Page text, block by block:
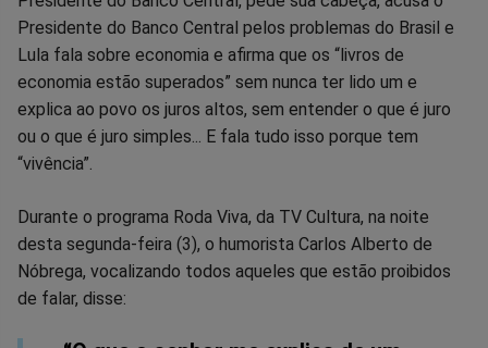
Presidente do Banco Central pelos problemas do Brasil e
Lula fala sobre economia e afirma que os “livros de
economia estão superados” sem nunca ter lido um e
explica ao povo os juros altos, sem entender o que é juro
ou o que é juro simples... E fala tudo isso porque tem
“vivência”.
Durante o programa Roda Viva, da TV Cultura, na noite
desta segunda-feira (3), o humorista Carlos Alberto de
Nóbrega, vocalizando todos aqueles que estão proibidos
de falar, disse: